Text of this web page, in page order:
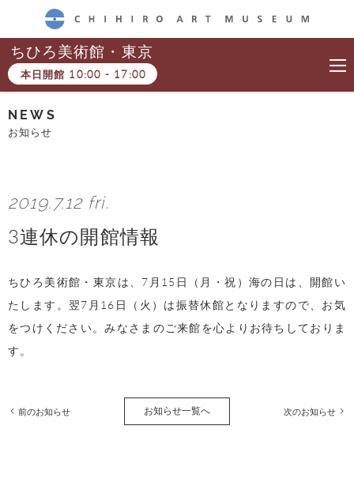
CHIHIRO ART MUSEUM
ちひろ美術館・東京
本日開館 10:00 - 17:00
NEWS
お知らせ
2019.7.12 fri.
3連休の開館情報
ちひろ美術館・東京は、7月15日（月・祝）海の日は、開館い
たします。翌7月16日（火）は振替休館となりますので、お気
をつけください。みなさまのご来館を心よりお待ちしておりま
す。
前のお知らせ お知らせ一覧へ 次のお知らせ